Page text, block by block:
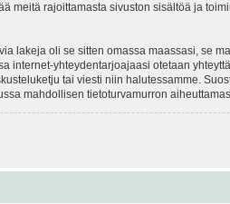
meitä rajoittamasta sivuston sisältöä ja
lakeja oli se sitten omassa maassasi, se
yhteydentarjoajaasi otetaan
tai viesti niin halutessamme.
mahdollisen tietoturvamurron